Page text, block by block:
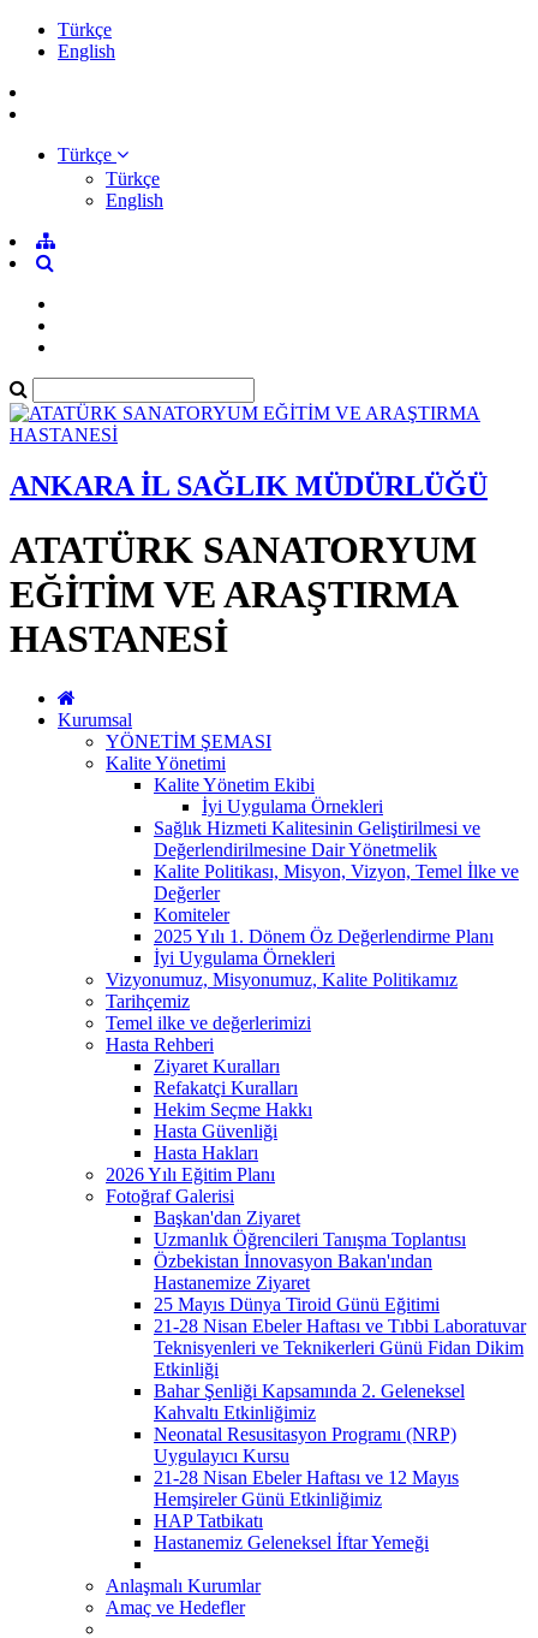
Türkçe
English
Türkçe
Türkçe
English
ANKARA İL SAĞLIK MÜDÜRLÜĞÜ
ATATÜRK SANATORYUM
EĞİTİM VE ARAŞTIRMA
HASTANESİ
Kurumsal
YÖNETİM ŞEMASI
Kalite Yönetimi
Kalite Yönetim Ekibi
İyi Uygulama Örnekleri
Sağlık Hizmeti Kalitesinin Geliştirilmesi ve
Değerlendirilmesine Dair Yönetmelik
Kalite Politikası, Misyon, Vizyon, Temel İlke ve
Değerler
Komiteler
2025 Yılı 1. Dönem Öz Değerlendirme Planı
İyi Uygulama Örnekleri
Vizyonumuz, Misyonumuz, Kalite Politikamız
Tarihçemiz
Temel ilke ve değerlerimizi
Hasta Rehberi
Ziyaret Kuralları
Refakatçi Kuralları
Hekim Seçme Hakkı
Hasta Güvenliği
Hasta Hakları
2026 Yılı Eğitim Planı
Fotoğraf Galerisi
Başkan'dan Ziyaret
Uzmanlık Öğrencileri Tanışma Toplantısı
Özbekistan İnnovasyon Bakan'ından
Hastanemize Ziyaret
25 Mayıs Dünya Tiroid Günü Eğitimi
21-28 Nisan Ebeler Haftası ve Tıbbi Laboratuvar
Teknisyenleri ve Teknikerleri Günü Fidan Dikim
Etkinliği
Bahar Şenliği Kapsamında 2. Geleneksel
Kahvaltı Etkinliğimiz
Neonatal Resusitasyon Programı (NRP)
Uygulayıcı Kursu
21-28 Nisan Ebeler Haftası ve 12 Mayıs
Hemşireler Günü Etkinliğimiz
HAP Tatbikatı
Hastanemiz Geleneksel İftar Yemeği
Anlaşmalı Kurumlar
Amaç ve Hedefler